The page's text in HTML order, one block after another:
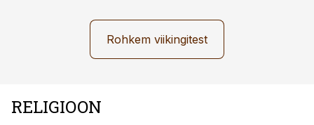
Rohkem viikingitest
RELIGIOON